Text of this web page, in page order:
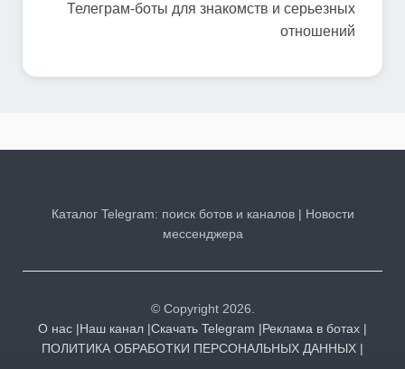
Телеграм-боты для знакомств и серьезных
отношений
Каталог Telegram: поиск ботов и каналов | Новости
мессенджера
© Copyright 2026.
О нас |Наш канал |Скачать Telegram |Реклама в ботах |
ПОЛИТИКА ОБРАБОТКИ ПЕРСОНАЛЬНЫХ ДАННЫХ |